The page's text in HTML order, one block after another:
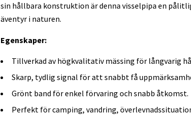
sin hållbara konstruktion är denna visselpipa en
äventyr i naturen.
Egenskaper:
Tillverkad av högkvalitativ mässing för långvarig
Skarp, tydlig signal för att snabbt få
Grönt band för enkel förvaring och snabb åtkomst.
Perfekt för camping, vandring,